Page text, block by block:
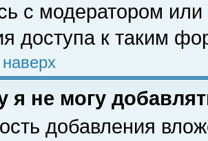
с модератором
доступа к таким
я не могу
добавления